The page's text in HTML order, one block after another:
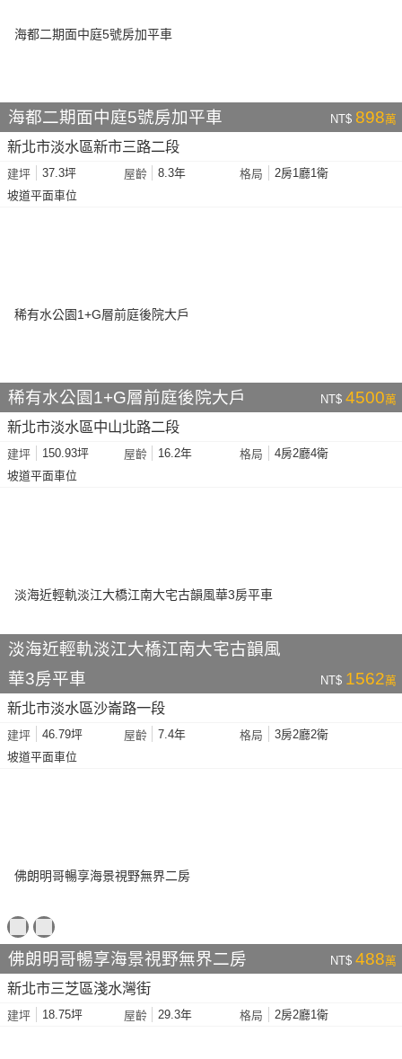
海都二期面中庭5號房加平車 NT$ 898萬
新北市淡水區新市三路二段
建坪 37.3坪 屋齡 8.3年 格局
2房1廳1衛
坡道平面車位
稀有水公園1+G層前庭後院大戶 NT$ 4500萬
新北市淡水區中山北路二段
建坪 150.93坪 屋齡 16.2年 格局
4房2廳4衛
坡道平面車位
淡海近輕軌淡江大橋江南大宅古韻風
華3房平車
NT$ 1562萬
新北市淡水區沙崙路一段
建坪 46.79坪 屋齡 7.4年 格局
3房2廳2衛
坡道平面車位
佛朗明哥暢享海景視野無界二房 NT$ 488萬
新北市三芝區淺水灣街
建坪 18.75坪 屋齡 29.3年 格局 2房2廳1衛